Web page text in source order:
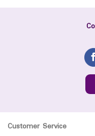
Customer Service